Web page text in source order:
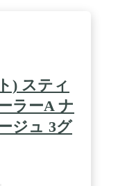
) スティ
ラーA ナ
ジュ 3グ